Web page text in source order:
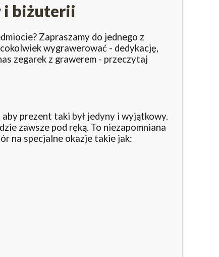
i biżuterii
Zapraszamy do jednego z
wygrawerować - dedykację,
zegarek z grawerem - przeczytaj
prezent taki był jedyny i wyjątkowy.
zawsze pod ręką. To niezapomniana
na specjalne okazje takie jak: